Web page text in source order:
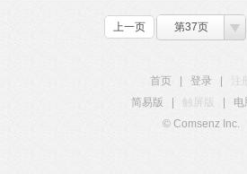
上一页 第37页
首页 登录
注册
简易版
触屏版 电
© Comsenz Inc.